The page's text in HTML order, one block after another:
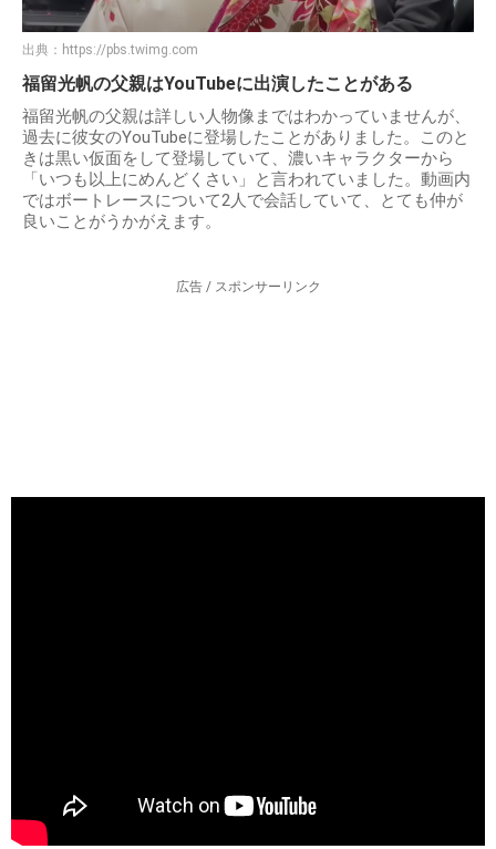
出典： https://pbs.twimg.com
福留光帆の父親はYouTubeに出演したことがある
福留光帆の父親は詳しい人物像まではわかっていませんが、
過去に彼女のYouTubeに登場したことがありました。このと
きは黒い仮面をして登場していて、濃いキャラクターから
「いつも以上にめんどくさい」と言われていました。動画内
ではボートレースについて2人で会話していて、とても仲が
良いことがうかがえます。
広告 / スポンサーリンク